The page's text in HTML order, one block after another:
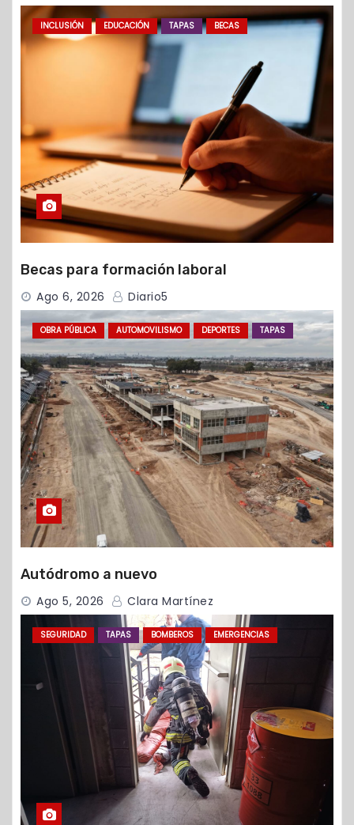
INCLUSIÓN EDUCACIÓN TAPAS BECAS
Becas para formación laboral
Ago 6, 2026 Diario5
OBRA PÚBLICA AUTOMOVILISMO DEPORTES TAPAS
Autódromo a nuevo
Ago 5, 2026 Clara Martínez
SEGURIDAD TAPAS BOMBEROS EMERGENCIAS